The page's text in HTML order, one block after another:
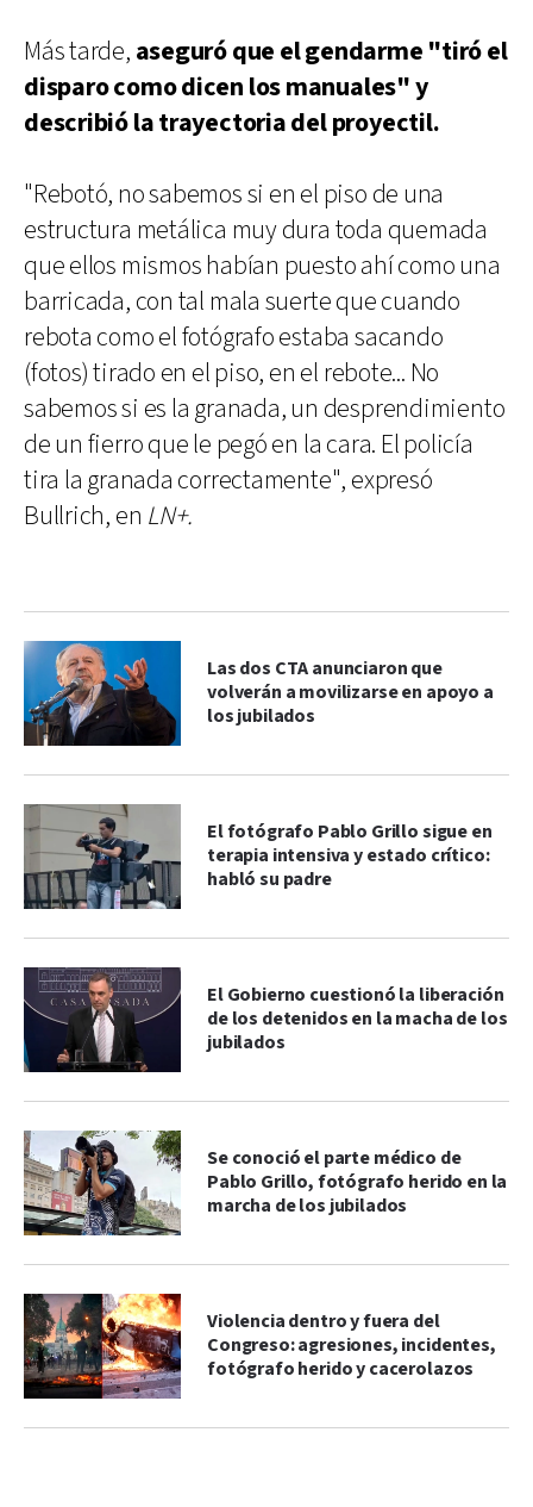
Más tarde, aseguró que el gendarme "tiró el
disparo como dicen los manuales" y
describió la trayectoria del proyectil.
"Rebotó, no sabemos si en el piso de una
estructura metálica muy dura toda quemada
que ellos mismos habían puesto ahí como una
barricada, con tal mala suerte que cuando
rebota como el fotógrafo estaba sacando
(fotos) tirado en el piso, en el rebote... No
sabemos si es la granada, un desprendimiento
de un fierro que le pegó en la cara. El policía
tira la granada correctamente", expresó
Bullrich, en LN+.
Las dos CTA anunciaron que
volverán a movilizarse en apoyo a
los jubilados
El fotógrafo Pablo Grillo sigue en
terapia intensiva y estado crítico:
habló su padre
El Gobierno cuestionó la liberación
de los detenidos en la macha de los
jubilados
Se conoció el parte médico de
Pablo Grillo, fotógrafo herido en la
marcha de los jubilados
Violencia dentro y fuera del
Congreso: agresiones, incidentes,
fotógrafo herido y cacerolazos